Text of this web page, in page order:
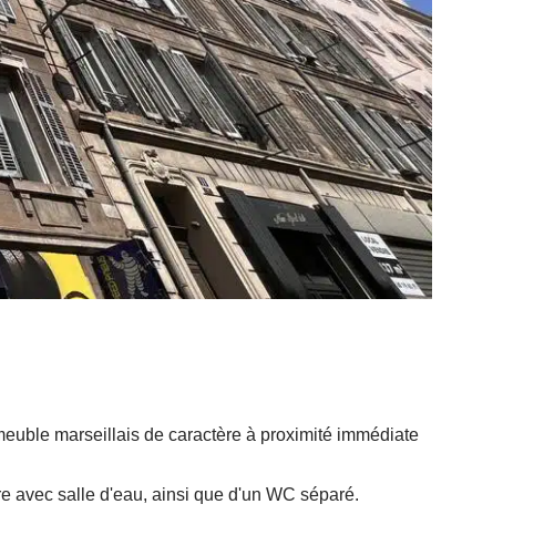
marseillais de caractère à proximité immédiate
avec salle d'eau, ainsi que d'un WC séparé.